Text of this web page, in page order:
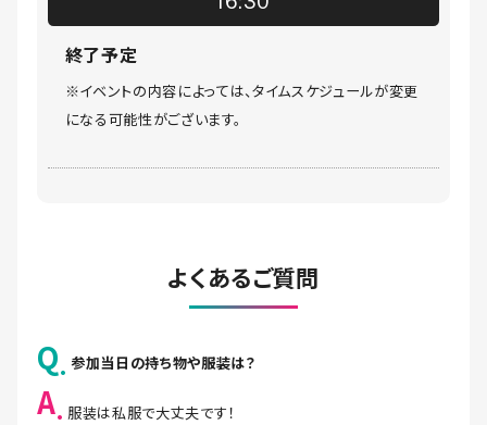
終了予定
※イベントの内容によっては、タイムスケジュールが変更
になる可能性がございます。
よくあるご質問
Q 参加当日の持ち物や服装は？
A
服装は私服で大丈夫です！